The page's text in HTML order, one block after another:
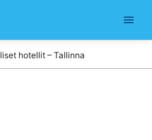
hotellit – Tallinna